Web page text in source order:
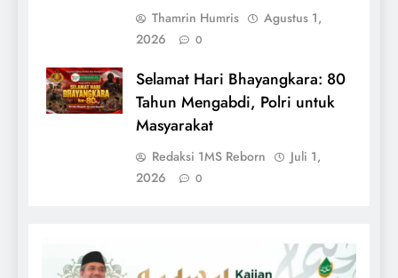
Thamrin Humris
Agustus 1,
2026
0
Selamat Hari Bhayangkara: 80
Tahun Mengabdi, Polri untuk
Masyarakat
Redaksi 1MS Reborn
Juli 1,
2026
0